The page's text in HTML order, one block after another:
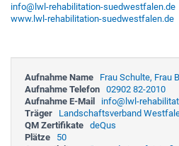
info@lwl-rehabilitation-suedwestfalen.de
www.lwl-rehabilitation-suedwestfalen.de
Aufnahme Name
Frau Schulte, Frau
Aufnahme Telefon 02902 82-2010
Aufnahme E-Mail
info@lwl-
Träger
Landschaftsverband
QM Zertifikate deQus
Plätze
50